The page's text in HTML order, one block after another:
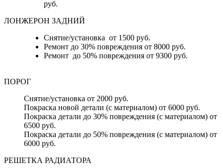
руб.
ЛОНЖЕРОН ЗАДНИЙ
Снятие/установка от 1500 руб.
Ремонт до 30% повреждения от 8000 руб.
Ремонт до 50% повреждения от 9300 руб.
ПОРОГ
Снятие/установка от 2000 руб.
Покраска новой детали (с материалом) от 6000 руб.
Покраска детали до 30% повреждения (с материалом) от
6500 руб.
Покраска детали до 50% повреждения (с материалом) от
6000 руб.
РЕШЕТКА РАДИАТОРА